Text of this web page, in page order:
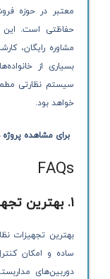
معتبر در حوزه
حفاظتی است. این
مشاوره رایگان،
بسیاری از
سیستم نظارتی
خواهد بود.
برای مشاهده
FAQs
۱. بهترین تجهیزات نظارتی برای خانه کدام‌اند؟
بهترین تجهیزات
ساده و امکان